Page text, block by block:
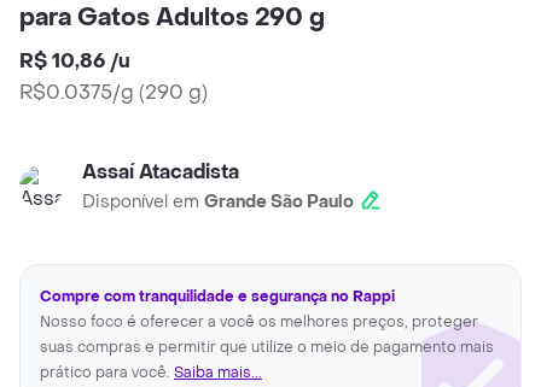
para Gatos Adultos 290 g
R$ 10,86 /u
R$0.0375/g (290 g)
Assaí Atacadista
Disponível em Grande São Paulo
Compre com tranquilidade e segurança no Rappi
Nosso foco é oferecer a você os melhores preços, proteger
suas compras e permitir que utilize o meio de pagamento mais
prático para você. Saiba mais...